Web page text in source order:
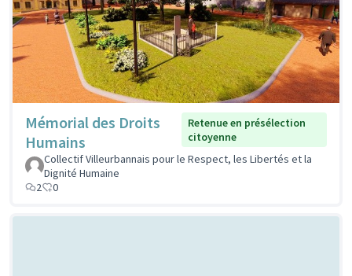
Mémorial des Droits
Humains
Retenue en présélection
citoyenne
Collectif Villeurbannais pour le Respect, les Libertés et la
Dignité Humaine
2
0